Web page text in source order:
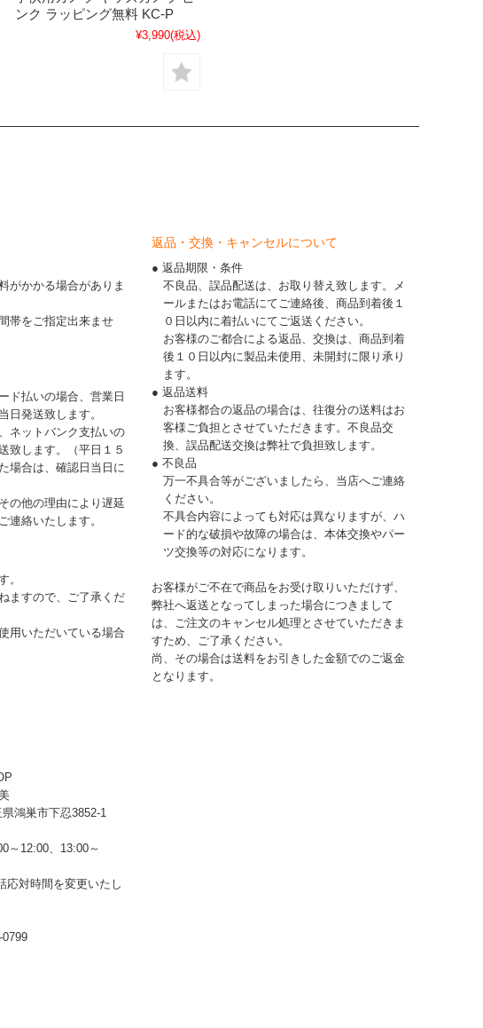
ンク ラッピング無料 KC-P
¥3,990(税込)
がかかる場合がありま
帯をご指定出来ませ
ド払いの場合、営業日
日発送致します。
ネットバンク支払いの
致します。（平日１５
場合は、確認日当日に
の他の理由により遅延
連絡いたします。
。
ますので、ご了承くだ
用いただいている場合
返品・交換・キャンセルについて
● 返品期限・条件
不良品、誤品配送は、お取り替え致します。メ
ールまたはお電話にてご連絡後、商品到着後１
０日以内に着払いにてご返送ください。
お客様のご都合による返品、交換は、商品到着
後１０日以内に製品未使用、未開封に限り承り
ます。
● 返品送料
お客様都合の返品の場合は、往復分の送料はお
客様ご負担とさせていただきます。不良品交
換、誤品配送交換は弊社で負担致します。
● 不良品
万一不具合等がございましたら、当店へご連絡
ください。
不具合内容によっても対応は異なりますが、ハ
ード的な破損や故障の場合は、本体交換やパー
ツ交換等の対応になります。
お客様がご不在で商品をお受け取りいただけず、
弊社へ返送となってしまった場合につきまして
は、ご注文のキャンセル処理とさせていただきま
すため、ご了承ください。
尚、その場合は送料をお引きした金額でのご返金
となります。
鴻巣市下忍3852-1
～12:00、13:00～
応対時間を変更いたし